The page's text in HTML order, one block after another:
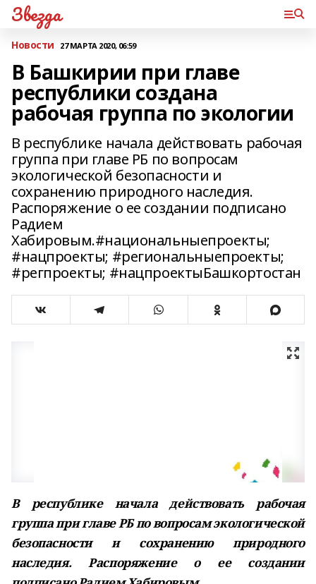
Звезда
Новости 27 МАРТА 2020, 06:59
В Башкирии при главе
республики создана
рабочая группа по экологии
В республике начала действовать рабочая
группа при главе РБ по вопросам
экологической безопасности и
сохранению природного наследия.
Распоряжение о ее создании подписано
Радием
Хабировым.#национальныепроекты;
#нацпроекты; #региональныепроекты;
#регпроекты; #нацпроектыБашкортостан
В республике начала действовать рабочая
группа при главе РБ по вопросам экологической
безопасности и сохранению природного
наследия. Распоряжение о ее создании